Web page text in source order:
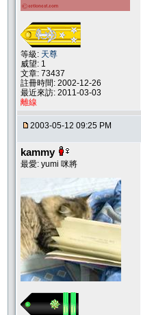
等級: 天尊
威望: 1
文章: 73437
註冊時間: 2002-12-26
最近來訪: 2011-03-03
離線
2003-05-12 09:25 PM
kammy
最愛: yumi 咪將